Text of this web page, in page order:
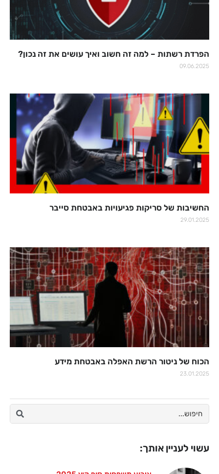
עשוי לעניין אותך:
הפרדת רשתות – למה זה חשוב ואיך עושים את זה נכון?
09.06.2025
החשיבות של סריקות פגיעויות באבטחת סייבר
29.01.2025
הכוח של ניטור הרשת האפלה באבטחת מידע
23.01.2025